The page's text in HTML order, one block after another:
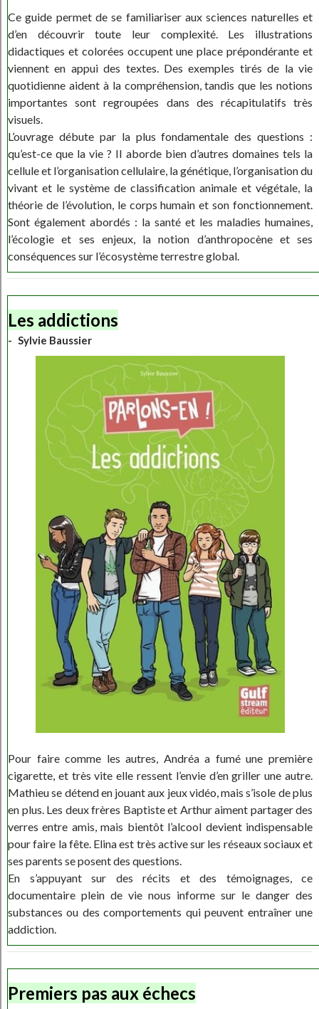
Ce guide permet de se familiariser aux sciences naturelles et
d’en découvrir toute leur complexité. Les illustrations
didactiques et colorées occupent une place prépondérante et
viennent en appui des textes. Des exemples tirés de la vie
quotidienne aident à la compréhension, tandis que les notions
importantes sont regroupées dans des récapitulatifs très
visuels.
L’ouvrage débute par la plus fondamentale des questions :
qu’est-ce que la vie ? Il aborde bien d’autres domaines tels la
cellule et l’organisation cellulaire, la génétique, l’organisation du
vivant et le système de classification animale et végétale, la
théorie de l’évolution, le corps humain et son fonctionnement.
Sont également abordés : la santé et les maladies humaines,
l’écologie et ses enjeux, la notion d’anthropocène et ses
conséquences sur l’écosystème terrestre global.
Les addictions
Sylvie Baussier
Pour faire comme les autres, Andréa a fumé une première
cigarette, et très vite elle ressent l’envie d’en griller une autre.
Mathieu se détend en jouant aux jeux vidéo, mais s’isole de plus
en plus. Les deux frères Baptiste et Arthur aiment partager des
verres entre amis, mais bientôt l’alcool devient indispensable
pour faire la fête. Elina est très active sur les réseaux sociaux et
ses parents se posent des questions.
En s’appuyant sur des récits et des témoignages, ce
documentaire plein de vie nous informe sur le danger des
substances ou des comportements qui peuvent entraîner une
addiction.
Premiers pas aux échecs